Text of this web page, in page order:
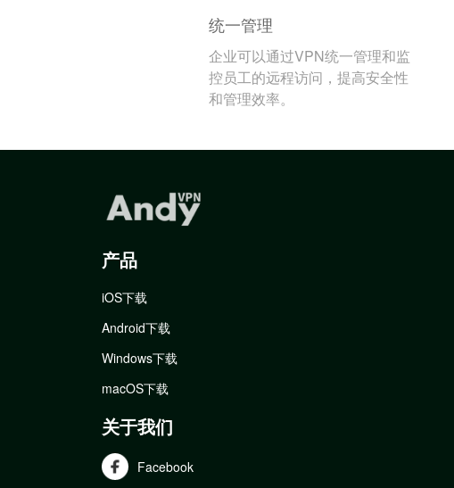
统一管理
企业可以通过VPN统一管理和监
控员工的远程访问，提高安全性
和管理效率。
产品
iOS下载
Android下载
Windows下载
macOS下载
关于我们
Facebook